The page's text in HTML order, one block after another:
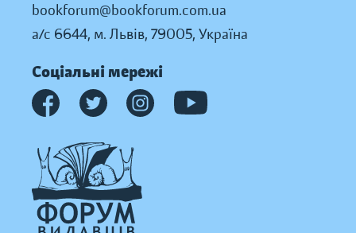
bookforum@bookforum.com.ua
а/с 6644, м. Львів, 79005, Україна
Соціальні мережі